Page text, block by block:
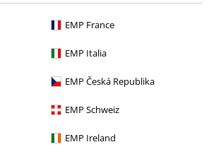
EMP France
EMP Italia
EMP Česká Republika
EMP Schweiz
EMP Ireland